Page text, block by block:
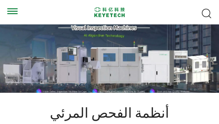
أنظمة الفحص المرئي